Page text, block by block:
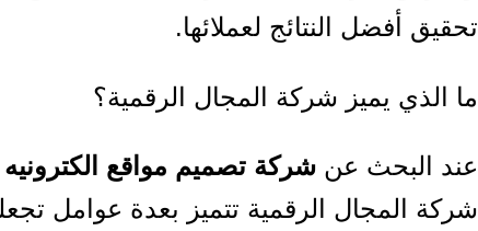
تحقيق أفضل النتائج لعملائها.
ما الذي يميز شركة المجال الرقمية؟
عند البحث عن شركة تصميم مواقع الكترونيه
شركة المجال الرقمية تتميز بعدة عوامل